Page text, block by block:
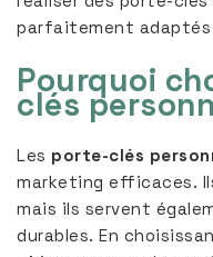
parfaitement adaptés
Pourquoi
clés
Les porte-clés
marketing efficaces.
mais ils servent
durables. En